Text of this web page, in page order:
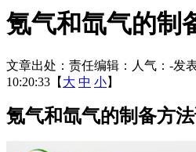
氪气和氙气的制
文章出处： 责任编辑： 人气： -发
10:20:33【 大 中 小】
氪气和氙气的制备方